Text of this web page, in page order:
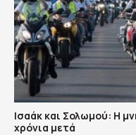
Ισαάκ και Σολωμού: Η
χρόνια μετά